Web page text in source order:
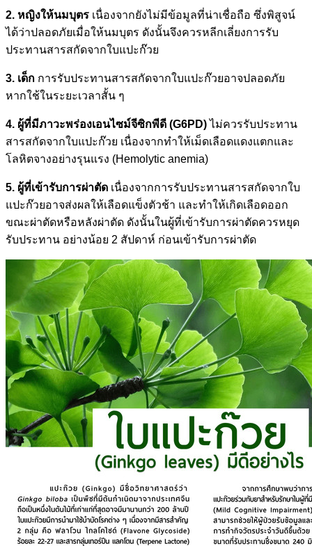
2. หญิงให้นมบุตร เนื่องจากยังไม่มีข้อมูลที่น่าเชื่อถือ ซึ่งพิสูจน์
ได้ว่าปลอดภัยเมื่อให้นมบุตร ดังนั้นจึงควรหลีกเลี่ยงการรับ
ประทานสารสกัดจากใบแปะก๊วย
3. เด็ก การรับประทานสารสกัดจากใบแปะก๊วยอาจปลอดภัย
หากใช้ในระยะเวลาสั้น ๆ
4. ผู้ที่มีภาวะพร่องเอนไซม์จีซิกพีดี (G6PD)ไม่ควรรับประทาน
สารสกัดจากใบแปะก๊วย เนื่องจากทำให้เม็ดเลือดแดงแตกและ
โลหิตจางอย่างรุนแรง (Hemolytic anemia)
5. ผู้ที่เข้ารับการผ่าตัด เนื่องจากการรับประทานสารสกัดจากใบ
แปะก๊วยอาจส่งผลให้เลือดแข็งตัวช้า และทำให้เกิดเลือดออก
ขณะผ่าตัดหรือหลังผ่าตัด ดังนั้นในผู้ที่เข้ารับการผ่าตัดควรหยุด
รับประทาน อย่างน้อย 2 สัปดาห์ ก่อนเข้ารับการผ่าตัด